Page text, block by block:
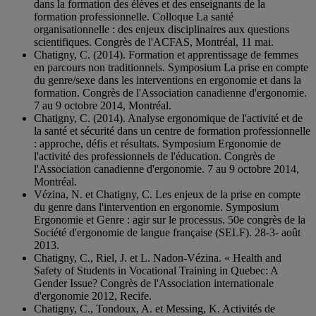
dans la formation des élèves et des enseignants de la
formation professionnelle. Colloque La santé
organisationnelle : des enjeux disciplinaires aux questions
scientifiques. Congrès de l'ACFAS, Montréal, 11 mai.
Chatigny, C. (2014). Formation et apprentissage de femmes
en parcours non traditionnels. Symposium La prise en compte
du genre/sexe dans les interventions en ergonomie et dans la
formation. Congrès de l'Association canadienne d'ergonomie.
7 au 9 octobre 2014, Montréal.
Chatigny, C. (2014). Analyse ergonomique de l'activité et de
la santé et sécurité dans un centre de formation professionnelle
: approche, défis et résultats. Symposium Ergonomie de
l'activité des professionnels de l'éducation. Congrès de
l'Association canadienne d'ergonomie. 7 au 9 octobre 2014,
Montréal.
Vézina, N. et Chatigny, C. Les enjeux de la prise en compte
du genre dans l'intervention en ergonomie. Symposium
Ergonomie et Genre : agir sur le processus. 50e congrès de la
Société d'ergonomie de langue française (SELF). 28-3- août
2013.
Chatigny, C., Riel, J. et L. Nadon-Vézina. « Health and
Safety of Students in Vocational Training in Quebec: A
Gender Issue? Congrès de l'Association internationale
d'ergonomie 2012, Recife.
Chatigny, C., Tondoux, A. et Messing, K. Activités de